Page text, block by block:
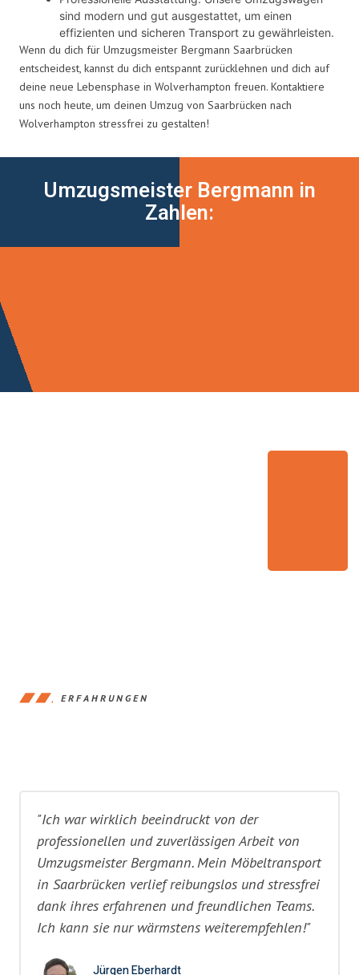
sind modern und gut ausgestattet, um einen
effizienten und sicheren Transport zu gewährleisten.
Wenn du dich für Umzugsmeister Bergmann Saarbrücken
entscheidest, kannst du dich entspannt zurücklehnen und dich auf
deine neue Lebensphase in Wolverhampton freuen. Kontaktiere
uns noch heute, um deinen Umzug von Saarbrücken nach
Wolverhampton stressfrei zu gestalten!
Umzugsmeister Bergmann in
Zahlen:
ERFAHRUNGEN
"Ich war wirklich beeindruckt von der
professionellen und zuverlässigen Arbeit von
Umzugsmeister Bergmann. Mein Möbeltransport
in Saarbrücken verlief reibungslos und stressfrei
dank ihres erfahrenen und freundlichen Teams.
Ich kann sie nur wärmstens weiterempfehlen!"
Jürgen Eberhardt